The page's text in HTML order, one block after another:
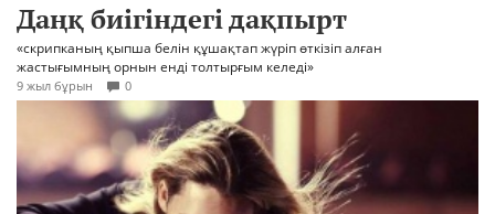
Даңқ биігіндегі дақпырт
«скрипканың қыпша белін құшақтап жүріп өткізіп алған
жастығымның орнын енді толтырғым келеді»
9 жыл бұрын 0